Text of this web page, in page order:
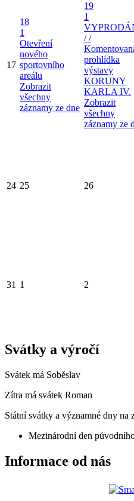
17
18
1
Otevření
nového
sportovního
areálu
Zobrazit
všechny
záznamy ze dne
19
1
/ /
prohlídka
výstavy
KORUNY
KARLA IV.
Zobrazit
všechny
záznamy ze
24 25 26
31 1 2
Svátky a výročí
Svátek má Soběslav
Zítra má svátek Roman
Státní svátky a významné dny na
Mezinárodní den
Informace od nás